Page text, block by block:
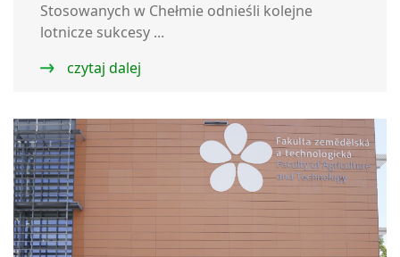
Stosowanych w Chełmie odnieśli kolejne
lotnicze sukcesy ...
czytaj dalej